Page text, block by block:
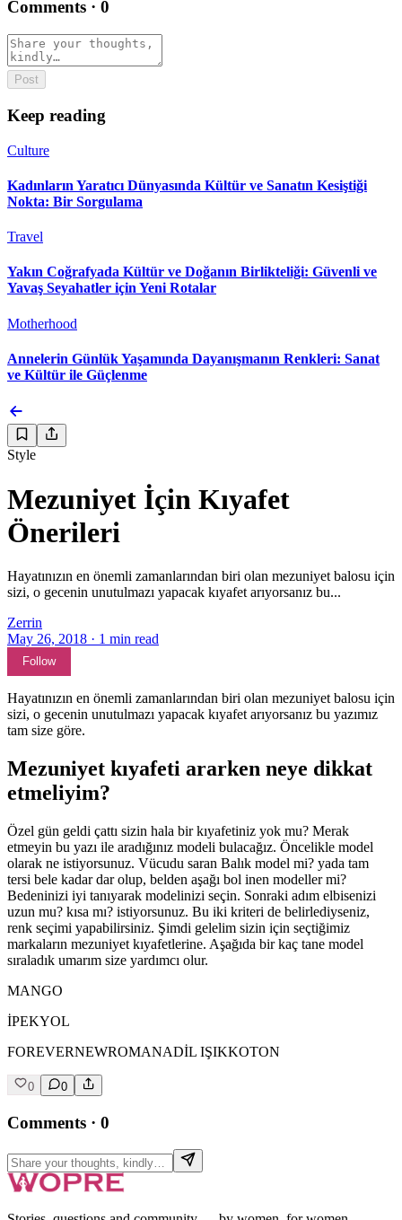
Comments · 0
Post
Keep reading
Culture
Kadınların Yaratıcı Dünyasında Kültür ve Sanatın Kesiştiği
Nokta: Bir Sorgulama
Travel
Yakın Coğrafyada Kültür ve Doğanın Birlikteliği: Güvenli ve
Yavaş Seyahatler için Yeni Rotalar
Motherhood
Annelerin Günlük Yaşamında Dayanışmanın Renkleri: Sanat
ve Kültür ile Güçlenme
Style
Mezuniyet İçin Kıyafet
Önerileri
Hayatınızın en önemli zamanlarından biri olan mezuniyet balosu için
sizi, o gecenin unutulmazı yapacak kıyafet arıyorsanız bu...
Zerrin
May 26, 2018 · 1 min read
Follow
Hayatınızın en önemli zamanlarından biri olan mezuniyet balosu için
sizi, o gecenin unutulmazı yapacak kıyafet arıyorsanız bu yazımız
tam size göre.
Mezuniyet kıyafeti ararken neye dikkat
etmeliyim?
Özel gün geldi çattı sizin hala bir kıyafetiniz yok mu? Merak
etmeyin bu yazı ile aradığınız modeli bulacağız. Öncelikle model
olarak ne istiyorsunuz. Vücudu saran Balık model mi? yada tam
tersi bele kadar dar olup, belden aşağı bol inen modeller mi?
Bedeninizi iyi tanıyarak modelinizi seçin. Sonraki adım elbisenizi
uzun mu? kısa mı? istiyorsunuz. Bu iki kriteri de belirlediyseniz,
renk seçimi yapabilirsiniz. Şimdi gelelim sizin için seçtiğimiz
markaların mezuniyet kıyafetlerine. Aşağıda bir kaç tane model
sıraladık umarım size yardımcı olur.
MANGO
İPEKYOL
FOREVERNEWROMANADİL IŞIKKOTON
0 0
Comments · 0